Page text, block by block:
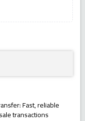
Fast, reliable
transactions